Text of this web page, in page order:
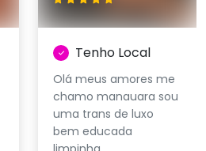
Tenho Local
Olá meus amores me
chamo manauara sou
uma trans de luxo
bem educada